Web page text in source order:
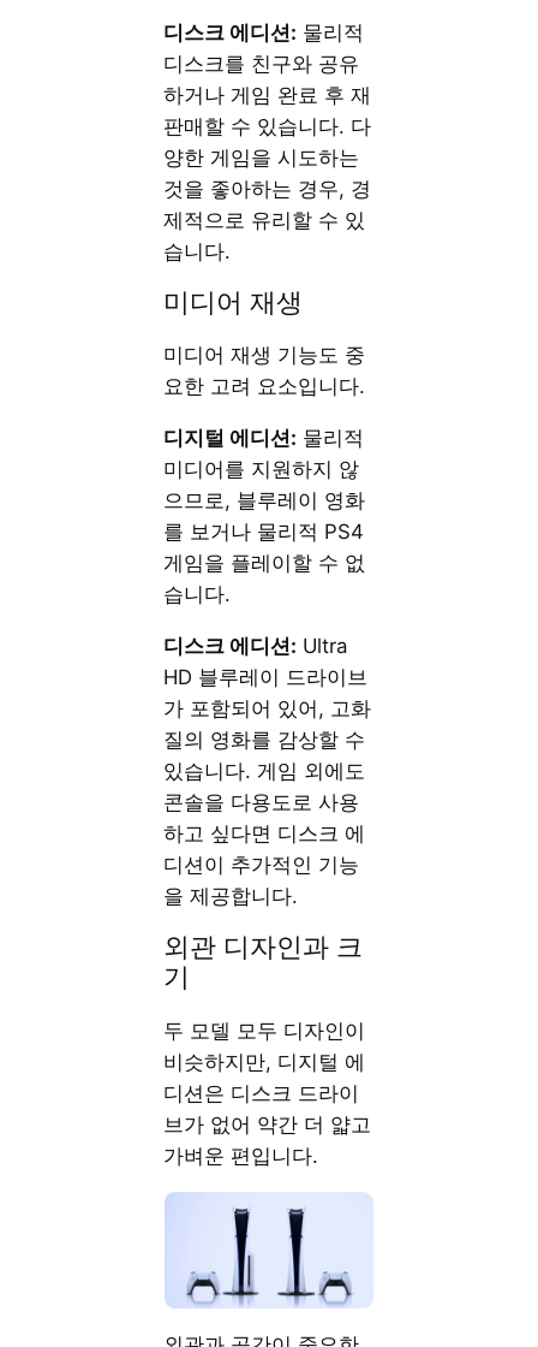
디스크 에디션: 물리적
디스크를 친구와 공유
하거나 게임 완료 후 재
판매할 수 있습니다. 다
양한 게임을 시도하는
것을 좋아하는 경우, 경
제적으로 유리할 수 있
습니다.
미디어 재생
미디어 재생 기능도 중
요한 고려 요소입니다.
디지털 에디션: 물리적
미디어를 지원하지 않
으므로, 블루레이 영화
를 보거나 물리적 PS4
게임을 플레이할 수 없
습니다.
디스크 에디션: Ultra
HD 블루레이 드라이브
가 포함되어 있어, 고화
질의 영화를 감상할 수
있습니다. 게임 외에도
콘솔을 다용도로 사용
하고 싶다면 디스크 에
디션이 추가적인 기능
을 제공합니다.
외관 디자인과 크
기
두 모델 모두 디자인이
비슷하지만, 디지털 에
디션은 디스크 드라이
브가 없어 약간 더 얇고
가벼운 편입니다.